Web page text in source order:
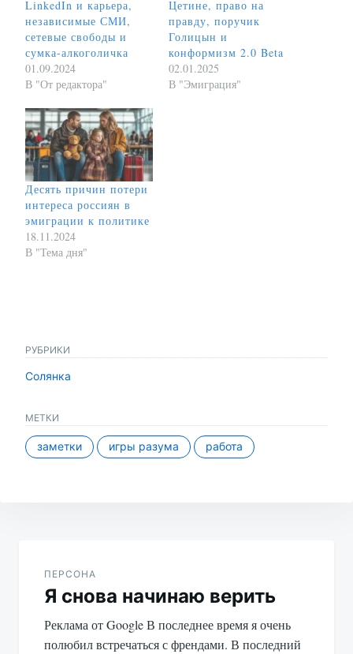
LinkedIn и карьера,
независимые СМИ,
сетевые свободы и
сумка-алкоголичка
01.09.2024
В "От редактора"
Цетине, право на
правду, поручик
Голицын и
конформизм 2.0 Beta
02.01.2025
В "Эмиграция"
Десять причин потери
интереса россиян в
эмиграции к политике
18.11.2024
В "Тема дня"
РУБРИКИ
Солянка
МЕТКИ
заметки игры разума работа
записям
ПЕРСОНА
Я снова начинаю верить
Реклама от Google В последнее время я очень
полюбил встречаться с френдами. В последний